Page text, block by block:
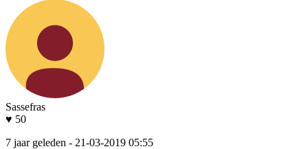
Sassefras
♥ 50
7 jaar geleden - 21-03-2019 05:55